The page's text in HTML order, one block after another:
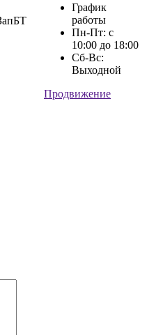
График
работы
Пн-Пт: с
10:00 до 18:00
Сб-Вс:
Выходной
Продвижение